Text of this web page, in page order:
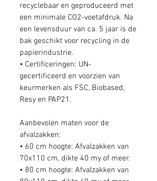
recyclebaar en geproduceerd met
een minimale CO2-voetafdruk. Na
een levensduur van ca. 5 jaar is de
bak geschikt voor recycling in de
papierindustrie.
• Certificeringen: UN-
gecertificeerd en voorzien van
keurmerken als FSC, Biobased,
Resy en PAP21.
Aanbevolen maten voor de
afvalzakken:
• 60 cm hoogte: Afvalzakken van
70x110 cm, dikte 40 my of meer.
• 80 cm hoogte: Afvalzakken van